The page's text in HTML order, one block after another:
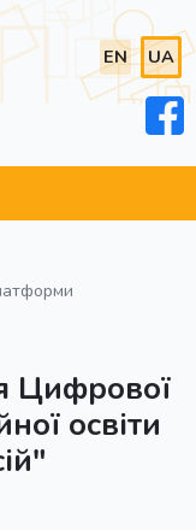
EN UA
Цифрової
освіти